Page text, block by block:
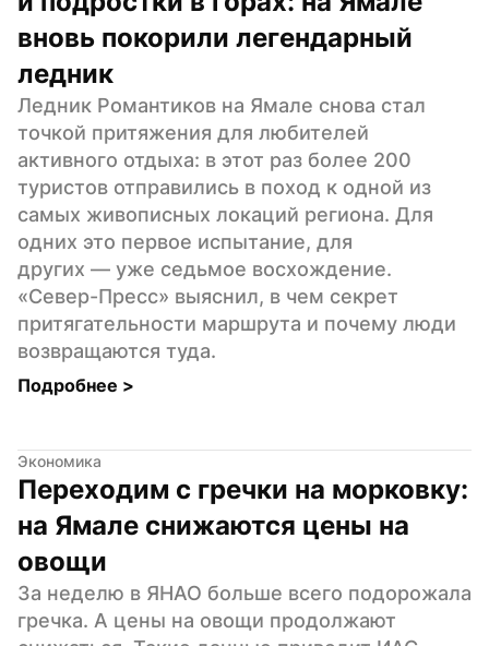
вновь покорили легендарный
ледник
Ледник Романтиков на Ямале снова стал
точкой притяжения для любителей
активного отдыха: в этот раз более 200
туристов отправились в поход к одной из
самых живописных локаций региона. Для
одних это первое испытание, для
других — уже седьмое восхождение.
«Север-Пресс» выяснил, в чем секрет
притягательности маршрута и почему люди
возвращаются туда.
Подробнее >
Экономика
Переходим с гречки на морковку:
на Ямале снижаются цены на
овощи
За неделю в ЯНАО больше всего подорожала
гречка. А цены на овощи продолжают